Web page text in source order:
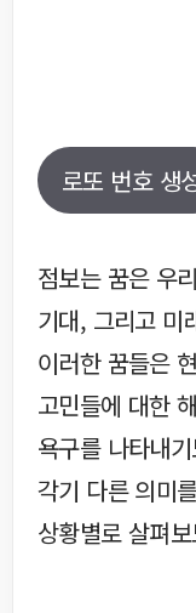
로또 번호 생
점보는 꿈은 우
기대, 그리고 미
이러한 꿈들은
고민들에 대한
욕구를 나타내
각기 다른 의미
상황별로 살펴